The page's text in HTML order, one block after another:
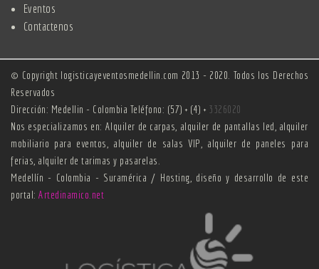
Eventos
Contactenos
© Copyright logisticayeventosmedellin.com 2013 - 2020. Todos los Derechos
Reservados
Dirección: Medellin - Colombia Teléfono: (57) + (4) + 3326020
Nos especializamos en: Alquiler de carpas, alquiler de pantallas led, alquiler
mobiliario para eventos, alquiler de salas VIP, alquiler de paneles para
ferias, alquiler de tarimas y pasarelas.
Medellín - Colombia - Suramérica / Hosting, diseño y desarrollo de este
portal: Artedinamico.net